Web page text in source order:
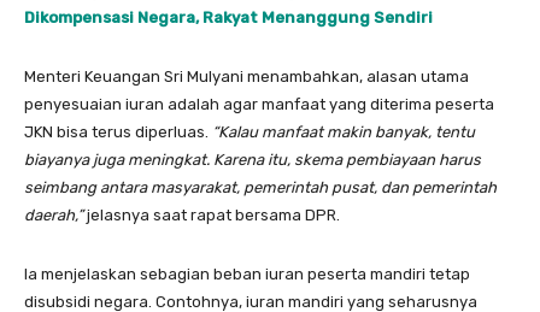
Dikompensasi Negara, Rakyat Menanggung Sendiri
Menteri Keuangan Sri Mulyani menambahkan, alasan utama
penyesuaian iuran adalah agar manfaat yang diterima peserta
JKN bisa terus diperluas. “Kalau manfaat makin banyak, tentu
biayanya juga meningkat. Karena itu, skema pembiayaan harus
seimbang antara masyarakat, pemerintah pusat, dan pemerintah
daerah,”jelasnya saat rapat bersama DPR.
Ia menjelaskan sebagian beban iuran peserta mandiri tetap
disubsidi negara. Contohnya, iuran mandiri yang seharusnya